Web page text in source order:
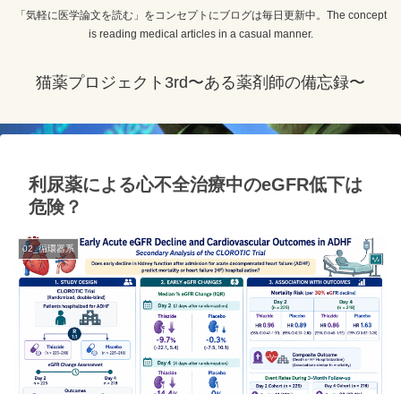
「気軽に医学論文を読む」をコンセプトにブログは毎日更新中。The concept
is reading medical articles in a casual manner.
猫薬プロジェクト3rd〜ある薬剤師の備忘録〜
利尿薬による心不全治療中のeGFR低下は
危険？
02_循環器系